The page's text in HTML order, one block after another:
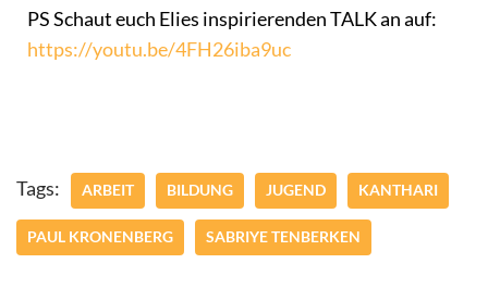
PS Schaut euch Elies inspirierenden TALK an auf:
https://youtu.be/4FH26iba9uc
Tags: ARBEIT BILDUNG JUGEND KANTHARI
PAUL KRONENBERG SABRIYE TENBERKEN